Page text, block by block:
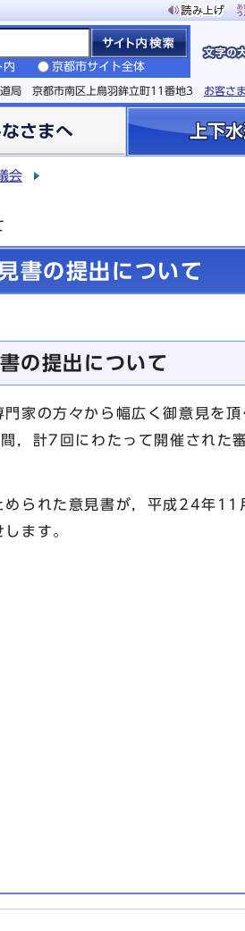
内 京都市サイト全体
道局 京都市南区上鳥羽鉾立町11番地3 お客さ
さまへ 上下
会
書の提出について
の提出について
家の方々から幅広く御意見を
，計7回にわたって開催された
られた意見書が，平成24年11
ます。